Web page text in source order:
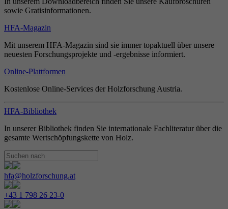
sowie Gratisinformationen.
HFA-Magazin
Mit unserem HFA-Magazin sind sie immer topaktuell über unsere
neuesten Forschungsprojekte und -ergebnisse informiert.
Online-Plattformen
Kostenlose Online-Services der Holzforschung Austria.
HFA-Bibliothek
In unserer Bibliothek finden Sie internationale Fachliteratur über die
gesamte Wertschöpfungskette von Holz.
hfa@holzforschung.at
+43 1 798 26 23-0